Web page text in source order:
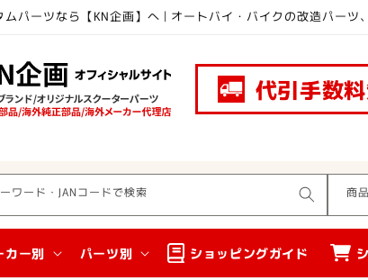
パーツなら【KN企画】へ | オートバイ・バイクの改造パー
代引手数
ワード・JANコードで検索 商
カー別 パーツ別 ショッピングガイド